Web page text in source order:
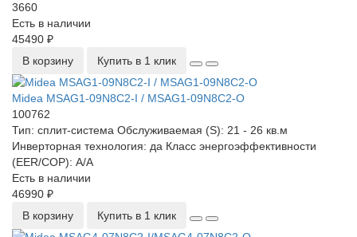
3660
Есть в наличии
45490 ₽
В корзину
Купить в 1 клик
Midea MSAG1-09N8C2-I / MSAG1-09N8C2-O
100762
Тип: сплит-система Обслуживаемая (S): 21 - 26 кв.м
Инверторная технология: да Класс энергоэффективности
(EER/COP): A/A
Есть в наличии
46990 ₽
В корзину
Купить в 1 клик